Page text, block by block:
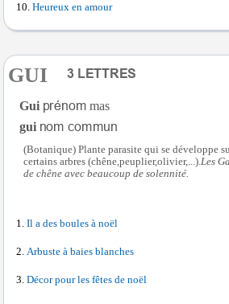
Heureux en amour
GUI
Gui
mas
gui
(Botanique) Plante parasite qui se développe
certains arbres (chêne,peuplier,olivier,...).Les
de chêne avec beaucoup de solennité.
Il a des boules à noël
Arbuste à baies blanches
Décor pour les fêtes de noël